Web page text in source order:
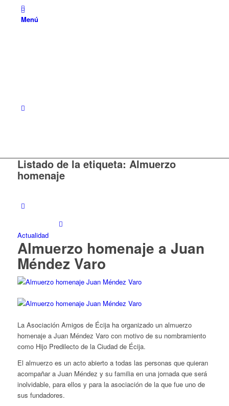
Menú
Listado de la etiqueta: Almuerzo
homenaje
Actualidad
Almuerzo homenaje a Juan
Méndez Varo
La Asociación Amigos de Écija ha organizado un almuerzo
homenaje a Juan Méndez Varo con motivo de su nombramiento
como Hijo Predilecto de la Ciudad de Écija.
El almuerzo es un acto abierto a todas las personas que quieran
acompañar a Juan Méndez y su familia en una jornada que será
inolvidable, para ellos y para la asociación de la que fue uno de
sus fundadores.